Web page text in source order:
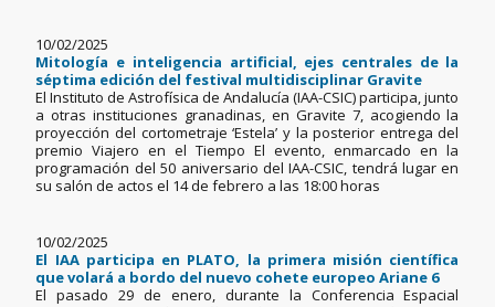
10/02/2025
Mitología e inteligencia artificial, ejes centrales de la
séptima edición del festival multidisciplinar Gravite
El Instituto de Astrofísica de Andalucía (IAA-CSIC) participa, junto
a otras instituciones granadinas, en Gravite 7, acogiendo la
proyección del cortometraje ‘Estela’ y la posterior entrega del
premio Viajero en el Tiempo El evento, enmarcado en la
programación del 50 aniversario del IAA-CSIC, tendrá lugar en
su salón de actos el 14 de febrero a las 18:00 horas
10/02/2025
El IAA participa en PLATO, la primera misión científica
que volará a bordo del nuevo cohete europeo Ariane 6
El pasado 29 de enero, durante la Conferencia Espacial